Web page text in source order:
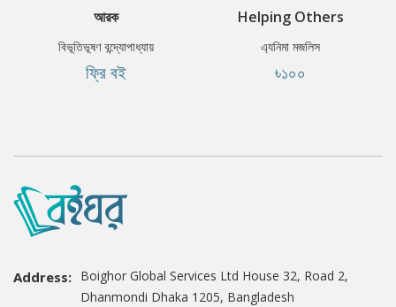
আরক
বিভূতিভূষণ বন্দ্যোপাধ্যায়
ফ্রি বই
Helping Others
এ্যনিমা মজলিস
৳১০০
Address: Boighor Global Services Ltd House 32, Road 2,
Dhanmondi Dhaka 1205, Bangladesh